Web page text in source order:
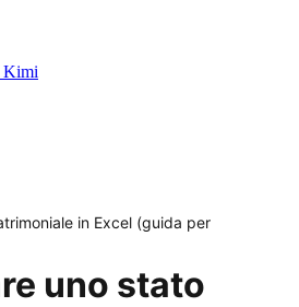
Kimi
in Excel (guida per
uno stato